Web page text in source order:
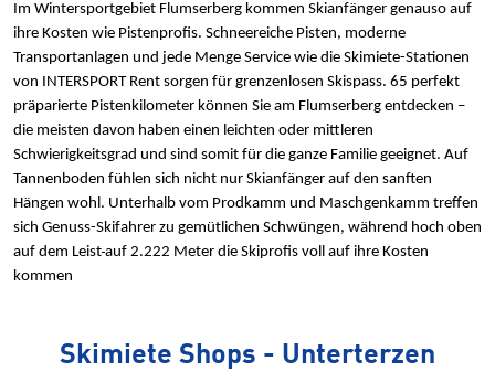
Im Wintersportgebiet Flumserberg kommen Skianfänger genauso auf
ihre Kosten wie Pistenprofis. Schneereiche Pisten, moderne
Transportanlagen und jede Menge Service wie die Skimiete-Stationen
von INTERSPORT Rent sorgen für grenzenlosen Skispass. 65 perfekt
präparierte Pistenkilometer können Sie am Flumserberg entdecken –
die meisten davon haben einen leichten oder mittleren
Schwierigkeitsgrad und sind somit für die ganze Familie geeignet. Auf
Tannenboden fühlen sich nicht nur Skianfänger auf den sanften
Hängen wohl. Unterhalb vom Prodkamm und Maschgenkamm treffen
sich Genuss-Skifahrer zu gemütlichen Schwüngen, während hoch oben
auf dem Leist auf 2.222 Meter die Skiprofis voll auf ihre Kosten
kommen
Skimiete Shops - Unterterzen